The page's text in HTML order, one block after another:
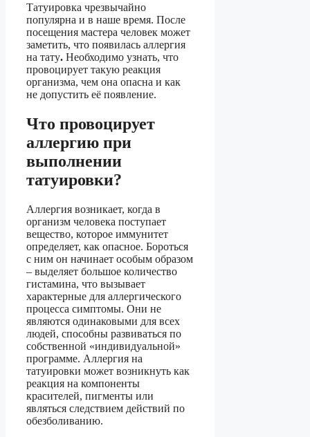
Татуировка чрезвычайно
популярна и в наше время. После
посещения мастера человек может
заметить, что появилась аллергия
на тату. Необходимо узнать, что
провоцирует такую реакция
организма, чем она опасна и как
не допустить её появление.
Что провоцирует
аллергию при
выполнении
татуировки?
Аллергия возникает, когда в
организм человека поступает
вещество, которое иммунитет
определяет, как опасное. Бороться
с ним он начинает особым образом
– выделяет большое количество
гистамина, что вызывает
характерные для аллергического
процесса симптомы. Они не
являются одинаковыми для всех
людей, способны развиваться по
собственной «индивидуальной»
программе. Аллергия на
татуировки может возникнуть как
реакция на компоненты
красителей, пигменты или
являться следствием действий по
обезболиванию.